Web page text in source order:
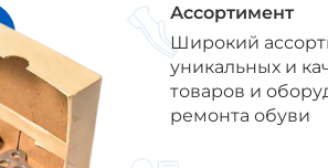
Ассортимент
Широкий
уникальных и
товаров и
ремонта обуви